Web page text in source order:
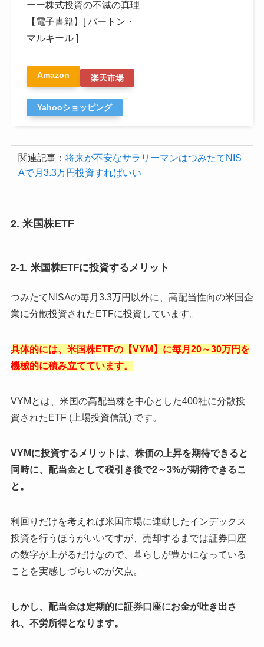
ーー株式投資の不滅の真理
【電子書籍】[ バートン・
マルキール ]
Amazon 楽天市場
Yahooショッピング
関連記事： 将来が不安なサラリーマンはつみたてNIS
Aで月3.3万円投資すればいい
2. 米国株ETF
2-1. 米国株ETFに投資するメリット
つみたてNISAの毎月3.3万円以外に、高配当性向の米国企
業に分散投資されたETFに投資しています。
具体的には、米国株ETFの【VYM】に毎月20～30万円を
機械的に積み立てています。
VYMとは、米国の高配当株を中心とした400社に分散投
資されたETF (上場投資信託) です。
VYMに投資するメリットは、株価の上昇を期待できると
同時に、配当金として税引き後で2～3%が期待できるこ
と。
利回りだけを考えれば米国市場に連動したインデックス
投資を行うほうがいいですが、売却するまでは証券口座
の数字が上がるだけなので、暮らしが豊かになっている
ことを実感しづらいのが欠点。
しかし、配当金は定期的に証券口座にお金が吐き出さ
れ、不労所得となります。